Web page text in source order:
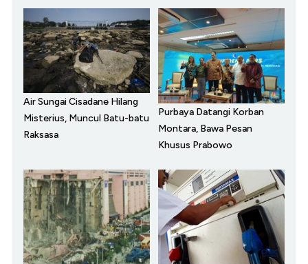
Air Sungai Cisadane Hilang
Misterius, Muncul Batu-batu
Raksasa
Purbaya Datangi Korban
Montara, Bawa Pesan
Khusus Prabowo